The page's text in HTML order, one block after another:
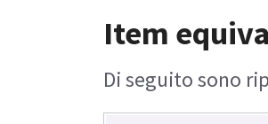
Item
Di seguito sono